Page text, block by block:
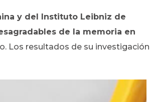
y del Instituto Leibniz de
de la memoria en
Los resultados de su investigación